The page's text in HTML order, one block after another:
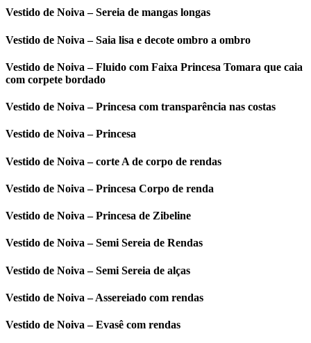
Vestido de Noiva – Sereia de mangas longas
Vestido de Noiva – Saia lisa e decote ombro a ombro
Vestido de Noiva – Fluido com Faixa Princesa Tomara que caia
com corpete bordado
Vestido de Noiva – Princesa com transparência nas costas
Vestido de Noiva – Princesa
Vestido de Noiva – corte A de corpo de rendas
Vestido de Noiva – Princesa Corpo de renda
Vestido de Noiva – Princesa de Zibeline
Vestido de Noiva – Semi Sereia de Rendas
Vestido de Noiva – Semi Sereia de alças
Vestido de Noiva – Assereiado com rendas
Vestido de Noiva – Evasê com rendas